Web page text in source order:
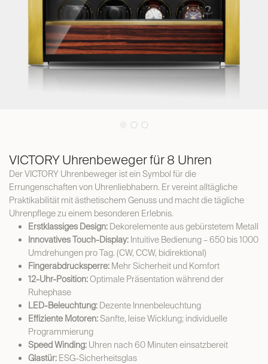
VICTORY Uhrenbeweger für 8 Uhren
Der VICTORY Uhrenbeweger ist ein Symbol für die
Errungenschaften von Uhrenliebhabern. Er vereint alltägliche
Praktikabilität mit ästhetischem Genuss und macht die tägliche
Uhrenpflege zu einem besonderen Erlebnis.
Erstklassiges Design: Dekorelemente aus gebürstetem Metall
Innovatives Touch-Display: Intuitive Bedienung – 650 bis 1000
Umdrehungen pro Tag. (CW, CCW, bidirektional)
Fingerabdrucksperre: Mehr Sicherheit und Komfort
12-Uhr-Position:Optimale Präsentation während der
Ruhephase
LED-Beleuchtung: Dezente Innenbeleuchtung
Effiziente Motoren:Sanfte, leise Wicklung; individuelle
Programmierung
Speed Winding: Uhren nach 60 Minuten einsatzbereit
Glastür: ESG-Sicherheitsglas